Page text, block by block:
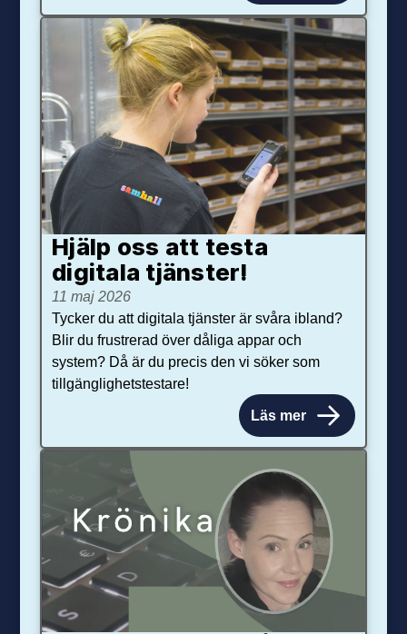
Hjälp oss att testa
digitala tjänster!
11 maj 2026
Tycker du att digitala tjänster är svåra ibland?
Blir du frustrerad över dåliga appar och
system? Då är du precis den vi söker som
tillgänglighetstestare!
Läs mer